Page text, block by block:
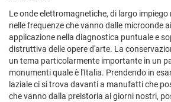
Le onde elettromagnetiche, di largo
nelle frequenze che vanno dalle microonde
applicazione nella diagnostica puntuale e
distruttiva delle opere d'arte. La
un tema particolarmente importante in un
monumenti quale è l'Italia. Prendendo in
laziale ci si trova davanti a manufatti che
che vanno dalla preistoria ai giorni nostri,